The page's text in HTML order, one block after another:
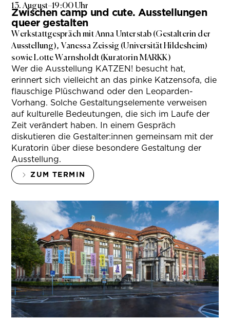
13. August–19:00 Uhr
Zwischen camp und cute. Ausstellungen
queer gestalten
Werkstattgespräch mit Anna Unterstab (Gestalterin der
Ausstellung), Vanessa Zeissig (Universität Hildesheim)
sowie Lotte Warnsholdt (Kuratorin MARKK)
Wer die Ausstellung KATZEN! besucht hat,
erinnert sich vielleicht an das pinke Katzensofa, die
flauschige Plüschwand oder den Leoparden-
Vorhang. Solche Gestaltungselemente verweisen
auf kulturelle Bedeutungen, die sich im Laufe der
Zeit verändert haben. In einem Gespräch
diskutieren die Gestalter:innen gemeinsam mit der
Kuratorin über diese besondere Gestaltung der
Ausstellung.
ZUM TERMIN